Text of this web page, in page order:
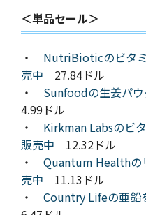
＜単品セール＞
・ NutriBioticのビタ
売中 27.84ドル
・ Sunfoodの生姜パ
4.99ドル
・ Kirkman Labsのビ
販売中 12.32ドル
・ Quantum Healthの
売中 11.13ドル
・ Country Lifeの亜鉛